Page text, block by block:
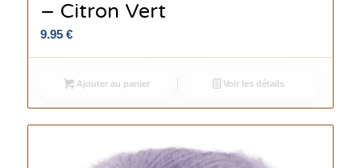
– Citron Vert
9.95 €
Ajouter au panier Voir les détails